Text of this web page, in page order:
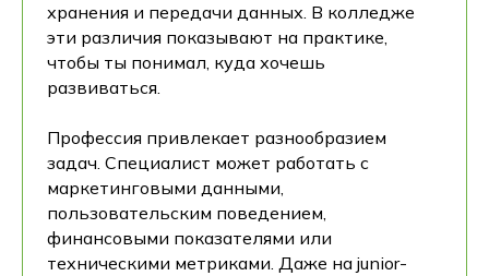
хранения и передачи данных. В колледже
эти различия показывают на практике,
чтобы ты понимал, куда хочешь
развиваться.
Профессия привлекает разнообразием
задач. Специалист может работать с
маркетинговыми данными,
пользовательским поведением,
финансовыми показателями или
техническими метриками. Даже на junior-